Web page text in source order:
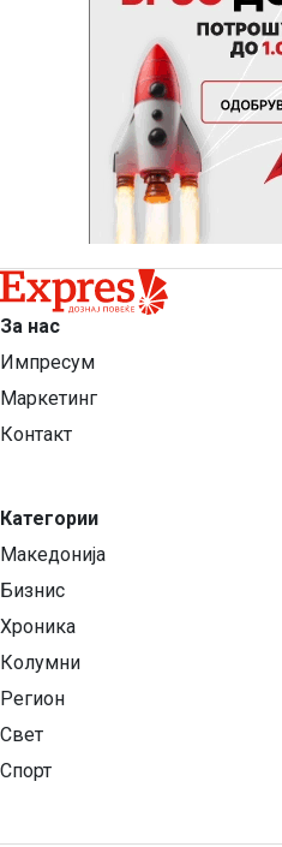
За нас
Импресум
Маркетинг
Контакт
Категории
Македонија
Бизнис
Хроника
Колумни
Регион
Свет
Спорт